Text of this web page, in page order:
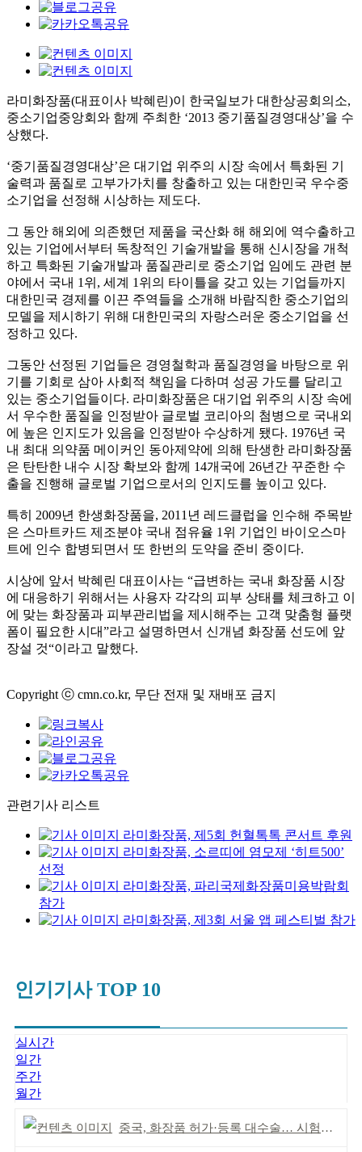
라미화장품(대표이사 박혜린)이 한국일보가 대한상공회의소,
중소기업중앙회와 함께 주최한 ‘2013 중기품질경영대상’을 수
상했다.
‘중기품질경영대상’은 대기업 위주의 시장 속에서 특화된 기
술력과 품질로 고부가가치를 창출하고 있는 대한민국 우수중
소기업을 선정해 시상하는 제도다.
그 동안 해외에 의존했던 제품을 국산화 해 해외에 역수출하고
있는 기업에서부터 독창적인 기술개발을 통해 신시장을 개척
하고 특화된 기술개발과 품질관리로 중소기업 임에도 관련 분
야에서 국내 1위, 세계 1위의 타이틀을 갖고 있는 기업들까지
대한민국 경제를 이끈 주역들을 소개해 바람직한 중소기업의
모델을 제시하기 위해 대한민국의 자랑스러운 중소기업을 선
정하고 있다.
그동안 선정된 기업들은 경영철학과 품질경영을 바탕으로 위
기를 기회로 삼아 사회적 책임을 다하며 성공 가도를 달리고
있는 중소기업들이다. 라미화장품은 대기업 위주의 시장 속에
서 우수한 품질을 인정받아 글로벌 코리아의 첨병으로 국내외
에 높은 인지도가 있음을 인정받아 수상하게 됐다. 1976년 국
내 최대 의약품 메이커인 동아제약에 의해 탄생한 라미화장품
은 탄탄한 내수 시장 확보와 함께 14개국에 26년간 꾸준한 수
출을 진행해 글로벌 기업으로서의 인지도를 높이고 있다.
특히 2009년 한생화장품을, 2011년 레드클럽을 인수해 주목받
은 스마트카드 제조분야 국내 점유율 1위 기업인 바이오스마
트에 인수 합병되면서 또 한번의 도약을 준비 중이다.
시상에 앞서 박혜린 대표이사는 “급변하는 국내 화장품 시장
에 대응하기 위해서는 사용자 각각의 피부 상태를 체크하고 이
에 맞는 화장품과 피부관리법을 제시해주는 고객 맞춤형 플랫
폼이 필요한 시대”라고 설명하면서 신개념 화장품 선도에 앞
장설 것“이라고 말했다.
Copyright ⓒ cmn.co.kr, 무단 전재 및 재배포 금지
관련기사 리스트
라미화장품, 제5회 헌혈톡톡 콘서트 후원
라미화장품, 소르띠에 염모제 ‘히트500’
선정
라미화장품, 파리국제화장품미용박람회
참가
라미화장품, 제3회 서울 앱 페스티벌 참가
인기기사 TOP 10
실시간
일간
주간
월간
중국, 화장품 허가·등록 대수술… 시험자료 공용 허용